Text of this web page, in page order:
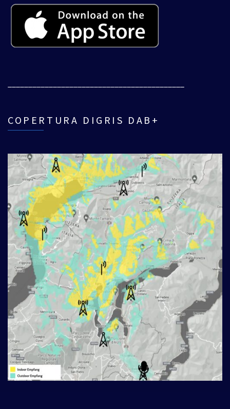
COPERTURA DIGRIS DAB+